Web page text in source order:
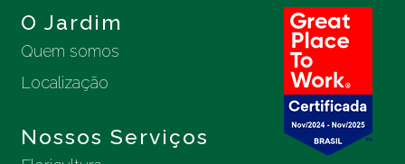
O Jardim
Quem somos
Localização
Nossos Serviços